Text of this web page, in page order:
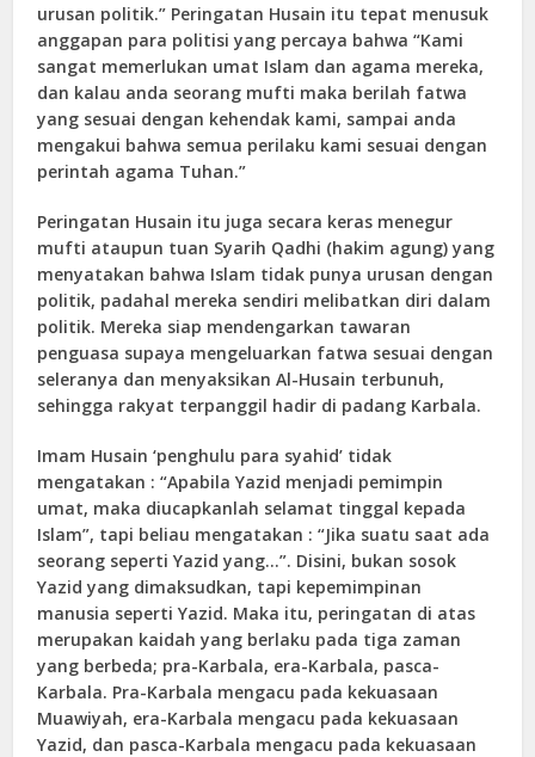
urusan politik.” Peringatan Husain itu tepat menusuk
anggapan para politisi yang percaya bahwa “Kami
sangat memerlukan umat Islam dan agama mereka,
dan kalau anda seorang mufti maka berilah fatwa
yang sesuai dengan kehendak kami, sampai anda
mengakui bahwa semua perilaku kami sesuai dengan
perintah agama Tuhan.”
Peringatan Husain itu juga secara keras menegur
mufti ataupun tuan Syarih Qadhi (hakim agung) yang
menyatakan bahwa Islam tidak punya urusan dengan
politik, padahal mereka sendiri melibatkan diri dalam
politik. Mereka siap mendengarkan tawaran
penguasa supaya mengeluarkan fatwa sesuai dengan
seleranya dan menyaksikan Al-Husain terbunuh,
sehingga rakyat terpanggil hadir di padang Karbala.
Imam Husain ‘penghulu para syahid’ tidak
mengatakan : “Apabila Yazid menjadi pemimpin
umat, maka diucapkanlah selamat tinggal kepada
Islam”, tapi beliau mengatakan : “Jika suatu saat ada
seorang seperti Yazid yang…”. Disini, bukan sosok
Yazid yang dimaksudkan, tapi kepemimpinan
manusia seperti Yazid. Maka itu, peringatan di atas
merupakan kaidah yang berlaku pada tiga zaman
yang berbeda; pra-Karbala, era-Karbala, pasca-
Karbala. Pra-Karbala mengacu pada kekuasaan
Muawiyah, era-Karbala mengacu pada kekuasaan
Yazid, dan pasca-Karbala mengacu pada kekuasaan